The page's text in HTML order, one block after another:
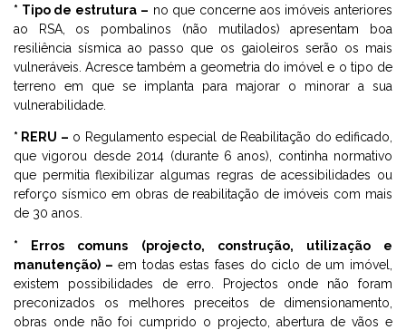
* Tipo de estrutura – no que concerne aos imóveis anteriores
ao RSA, os pombalinos (não mutilados) apresentam boa
resiliência sísmica ao passo que os gaioleiros serão os mais
vulneráveis. Acresce também a geometria do imóvel e o tipo de
terreno em que se implanta para majorar o minorar a sua
vulnerabilidade.
* RERU – o Regulamento especial de Reabilitação do edificado,
que vigorou desde 2014 (durante 6 anos), continha normativo
que permitia flexibilizar algumas regras de acessibilidades ou
reforço sísmico em obras de reabilitação de imóveis com mais
de 30 anos.
* Erros comuns (projecto, construção, utilização e
manutenção) – em todas estas fases do ciclo de um imóvel,
existem possibilidades de erro. Projectos onde não foram
preconizados os melhores preceitos de dimensionamento,
obras onde não foi cumprido o projecto, abertura de vãos e